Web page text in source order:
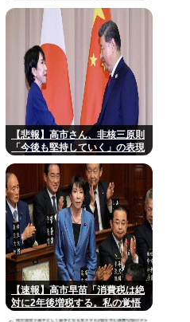
「我慢の限界」
【悲報】高市さん、非核三原則
「今後も堅持していく」の表現
【速報】高市早苗「消費税は絶
対に2年後増税する。私の覚悟